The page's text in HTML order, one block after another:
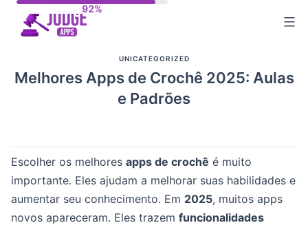
UNICATEGORIZED
Melhores Apps de Crochê 2025: Aulas
e Padrões
Escolher os melhores apps de crochê é muito
importante. Eles ajudam a melhorar suas habilidades e
aumentar seu conhecimento. Em 2025, muitos apps
novos apareceram. Eles trazem funcionalidades